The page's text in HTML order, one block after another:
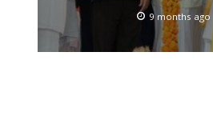
9 months ago